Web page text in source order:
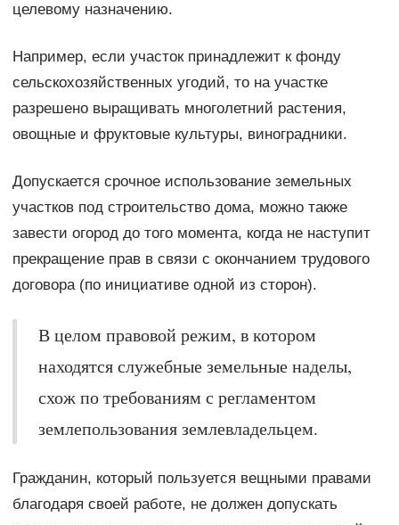
целевому назначению.
Например, если участок принадлежит к фонду
сельскохозяйственных угодий, то на участке
разрешено выращивать многолетний растения,
овощные и фруктовые культуры, виноградники.
Допускается срочное использование земельных
участков под строительство дома, можно также
завести огород до того момента, когда не наступит
прекращение прав в связи с окончанием трудового
договора (по инициативе одной из сторон).
В целом правовой режим, в котором
находятся служебные земельные наделы,
схож по требованиям с регламентом
землепользования землевладельцем.
Гражданин, который пользуется вещными правами
благодаря своей работе, не должен допускать